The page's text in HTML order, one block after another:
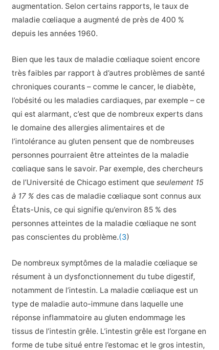
augmentation. Selon certains rapports, le taux de
maladie cœliaque a augmenté de près de 400 %
depuis les années 1960.
Bien que les taux de maladie cœliaque soient encore
très faibles par rapport à d’autres problèmes de santé
chroniques courants – comme le cancer, le diabète,
l’obésité ou les maladies cardiaques, par exemple – ce
qui est alarmant, c’est que de nombreux experts dans
le domaine des allergies alimentaires et de
l’intolérance au gluten pensent que de nombreuses
personnes pourraient être atteintes de la maladie
cœliaque sans le savoir. Par exemple, des chercheurs
de l’Université de Chicago estiment que seulement 15
à 17 % des cas de maladie cœliaque sont connus aux
États-Unis, ce qui signifie qu’environ 85 % des
personnes atteintes de la maladie cœliaque ne sont
pas conscientes du problème.(3)
De nombreux symptômes de la maladie cœliaque se
résument à un dysfonctionnement du tube digestif,
notamment de l’intestin. La maladie cœliaque est un
type de maladie auto-immune dans laquelle une
réponse inflammatoire au gluten endommage les
tissus de l’intestin grêle. L’intestin grêle est l’organe en
forme de tube situé entre l’estomac et le gros intestin,